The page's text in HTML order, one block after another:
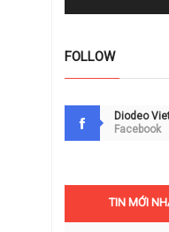
FOLLOW
Diodeo
Facebook
TIN MỚI